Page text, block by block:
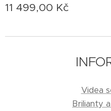
11 499,00 Kč
Videa
Brilianty